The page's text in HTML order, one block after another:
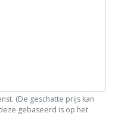
(De geschatte prijs kan
gebaseerd is op het